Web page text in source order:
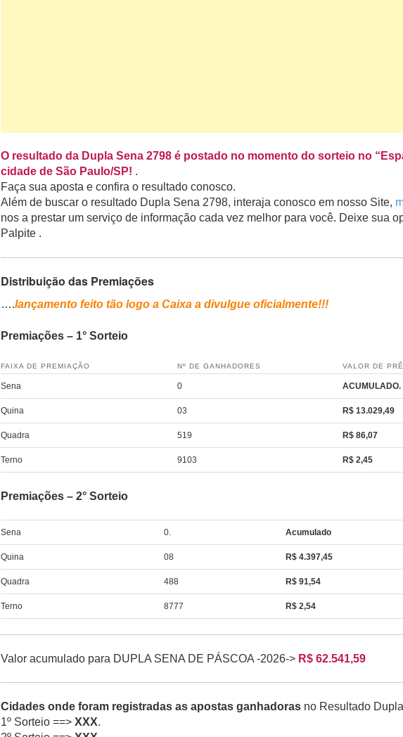
O resultado da Dupla Sena 2798 é postado no momento do sorteio no
cidade de São Paulo/SP! .
Faça sua aposta e confira o resultado conosco.
Além de buscar o resultado Dupla Sena 2798, interaja conosco em nosso Site,
nos a prestar um serviço de informação cada vez melhor para você. Deixe sua
Palpite .
Distribuição das Premiações
….lançamento feito tão logo a Caixa a divulgue oficialmente!!!
Premiações – 1° Sorteio
FAIXA DE PREMIAÇÃO Nº DE GANHADORES VALOR DE
Sena 0 ACUMULADO.
Quina 03 R$ 13.029,49
Quadra 519 R$ 86,07
Terno 9103 R$ 2,45
Premiações – 2° Sorteio
Sena 0. Acumulado
Quina 08 R$ 4.397,45
Quadra 488 R$ 91,54
Terno 8777 R$ 2,54
Valor acumulado para DUPLA SENA DE PÁSCOA -2026-> R$ 62.541,59
Cidades onde foram registradas as apostas ganhadorasno Resultado
1º Sorteio ==> XXX.